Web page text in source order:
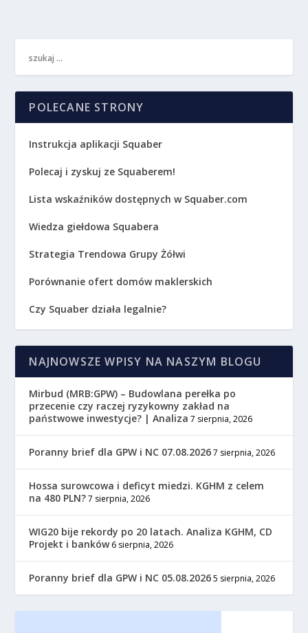
POLECANE STRONY
Instrukcja aplikacji Squaber
Polecaj i zyskuj ze Squaberem!
Lista wskaźników dostępnych w Squaber.com
Wiedza giełdowa Squabera
Strategia Trendowa Grupy Żółwi
Porównanie ofert domów maklerskich
Czy Squaber działa legalnie?
NAJNOWSZE WPISY NA NASZYM BLOGU
Mirbud (MRB:GPW) – Budowlana perełka po
przecenie czy raczej ryzykowny zakład na
państwowe inwestycje? | Analiza 7 sierpnia, 2026
Poranny brief dla GPW i NC 07.08.2026 7 sierpnia, 2026
Hossa surowcowa i deficyt miedzi. KGHM z celem
na 480 PLN? 7 sierpnia, 2026
WIG20 bije rekordy po 20 latach. Analiza KGHM, CD
Projekt i banków 6 sierpnia, 2026
Poranny brief dla GPW i NC 05.08.2026 5 sierpnia, 2026